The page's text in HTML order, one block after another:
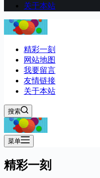
关于本站
精彩一刻
网站地图
我要留言
友情链接
关于本站
搜索
菜单
精彩一刻